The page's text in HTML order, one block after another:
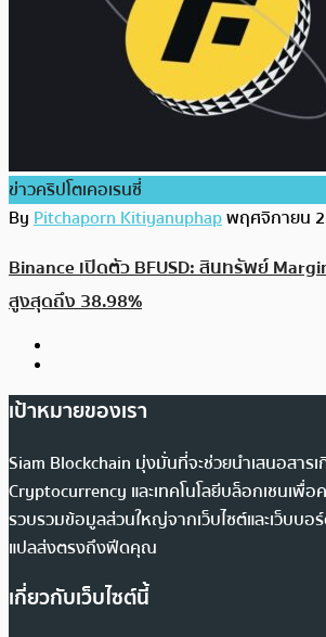
ข่าวคริปโตเคอเรนซี่
ByPitchaporn Kitiyanuphapพฤศจิกายน
Binance เปิดตัว BFUSD: สินทรัพย์
สูงสุดถึง 38.98%
เป้าหมายของเรา
Siam Blockchain มุ่งมั่นที่จะช่วยนำเสนอสาร
Cryptocurrency และเทคโนโลยีบล็อกเชนเพื่อ
รวบรวมข้อมูลส่วนใหญ่จากเว็บไซต์และเว็บบอ
แปลส่งตรงถึงฟีดคุณ
เกี่ยวกับเว็บไซต์นี้